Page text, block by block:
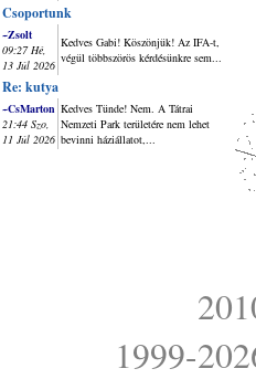
Csoportunk
~Zsolt
09:27 Hé,
13 Júl 2026
Kedves Gabi! Köszönjük! Az IFA-t,
végül többszörös kérdésünkre sem...
Re: kutya
~CsMarton
21:44 Szo,
11 Júl 2026
Kedves Tünde! Nem. A Tátrai
Nemzeti Park területére nem lehet
bevinni háziállatot,...
1999-